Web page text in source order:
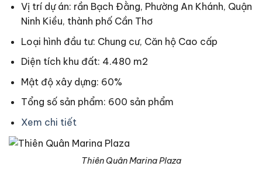
Vị trí dự án: rần Bạch Đằng, Phường An Khánh, Quận
Ninh Kiều, thành phố Cần Thơ
Loại hình đầu tư: Chung cư, Căn hộ Cao cấp
Diện tích khu đất: 4.480 m2
Mật độ xây dựng: 60%
Tổng số sản phẩm: 600 sản phẩm
Xem chi tiết
Thiên Quân Marina Plaza